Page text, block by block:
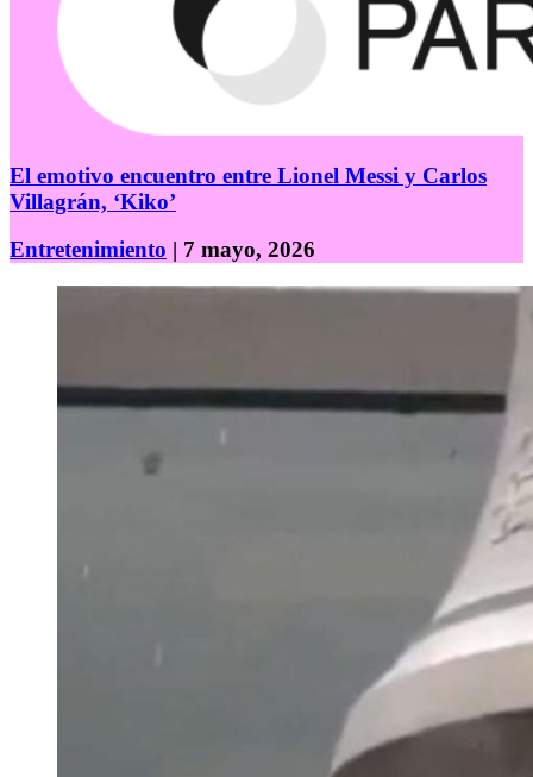
El emotivo encuentro entre Lionel Messi y Carlos
Villagrán, ‘Kiko’
Entretenimiento | 7 mayo, 2026